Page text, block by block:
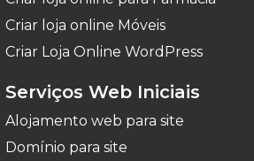
Criar loja online Móveis
Criar Loja Online WordPress
Serviços Web Iniciais
Alojamento web para site
Domínio para site